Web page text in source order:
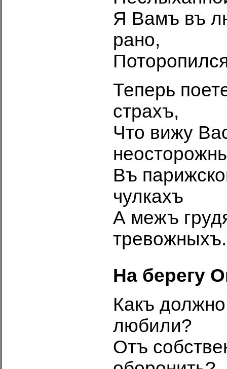
Я Вамъ въ
рано,
Теперь
страхъ,
Что вижу
Въ
чулкахъ
А межъ
тревожныхъ.
На берегу
Какъ
любили?
Отъ